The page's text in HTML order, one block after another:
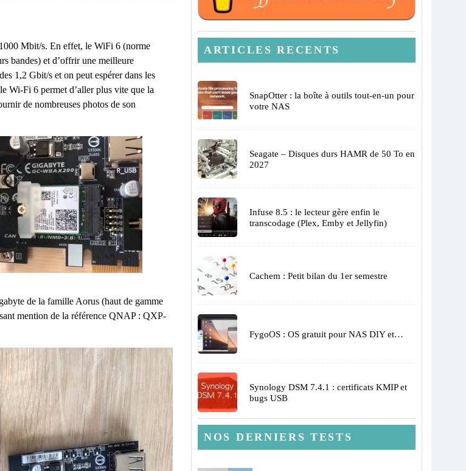
Mbit/s. En effet, le WiFi 6 (norme
bandes) et d’offrir une meilleure
1,2 Gbit/s et on peut espérer dans les
Wi-Fi 6 permet d’aller plus vite que la
de nombreuses photos de son
de la famille Aorus (haut de gamme
mention de la référence QNAP : QXP-
ARTICLES RECENTS
SnapOtter : la boîte à outils tout-en-un pour
votre NAS
Seagate – Disques durs HAMR de 50 To en
2027
Infuse 8.5 : le lecteur gère enfin le
transcodage (Plex, Emby et Jellyfin)
Cachem : Petit bilan du 1er semestre
FygoOS : OS gratuit pour NAS DIY et…
Synology DSM 7.4.1 : certificats KMIP et
bugs USB
NOS DERNIERS TESTS